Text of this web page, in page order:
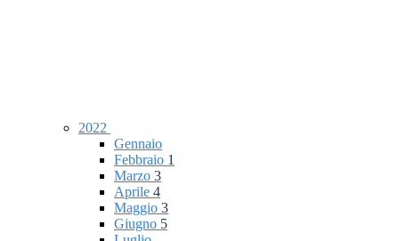
2022
Gennaio
Febbraio 1
Marzo 3
Aprile 4
Maggio 3
Giugno 5